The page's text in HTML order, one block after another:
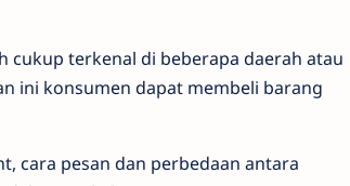
cukup terkenal di beberapa daerah atau
ini konsumen dapat membeli barang
cara pesan dan perbedaan antara